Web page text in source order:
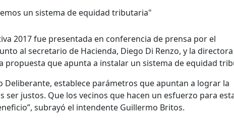
2017 fue presentada en conferencia de prensa por el
al secretario de Hacienda, Diego Di Renzo, y la
propuesta que apunta a instalar un sistema de equidad
Deliberante, establece parámetros que apuntan a lograr la
ser justos. Que los vecinos que hacen un esfuerzo para
subrayó el intendente Guillermo Britos.